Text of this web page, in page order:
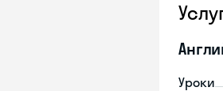
Уроки